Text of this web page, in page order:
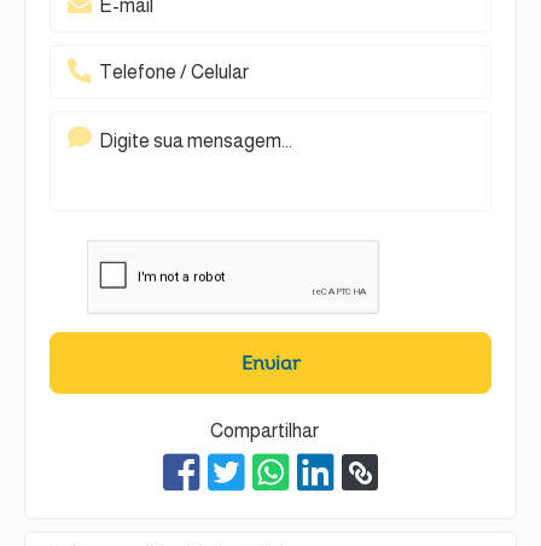
Enviar
Compartilhar